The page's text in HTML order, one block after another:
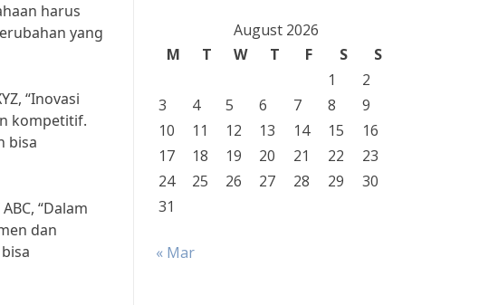
harus
yang
“Inovasi
kompetitif.
bisa
“Dalam
dan
August 2026
M
T W T F S
S
1
2
3
4 5 6 7 8
9
10
11 12 13 14 15
16
17
18 19 20 21 22
23
24
25 26 27 28 29
30
31
« Mar